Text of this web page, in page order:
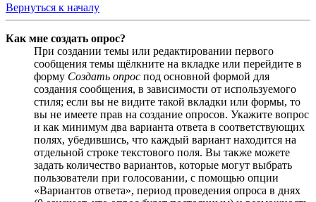
Вернуться к началу
Как мне создать опрос?
При создании темы или редактировании первого
сообщения темы щёлкните на вкладке или перейдите в
форму Создать опрос под основной формой для
создания сообщения, в зависимости от используемого
стиля; если вы не видите такой вкладки или формы, то
вы не имеете прав на создание опросов. Укажите вопрос
и как минимум два варианта ответа в соответствующих
полях, убедившись, что каждый вариант находится на
отдельной строке текстового поля. Вы также можете
задать количество вариантов, которые могут выбрать
пользователи при голосовании, с помощью опции
«Вариантов ответа», период проведения опроса в днях